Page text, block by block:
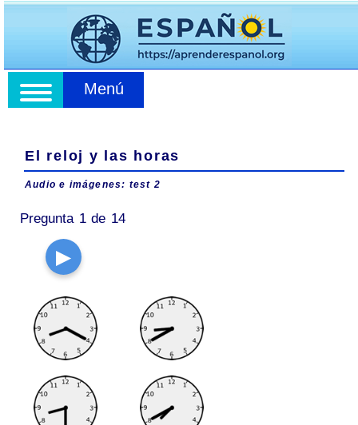
Menú
El reloj y las horas
Audio e imágenes: test 2
Pregunta 1 de 14
▶